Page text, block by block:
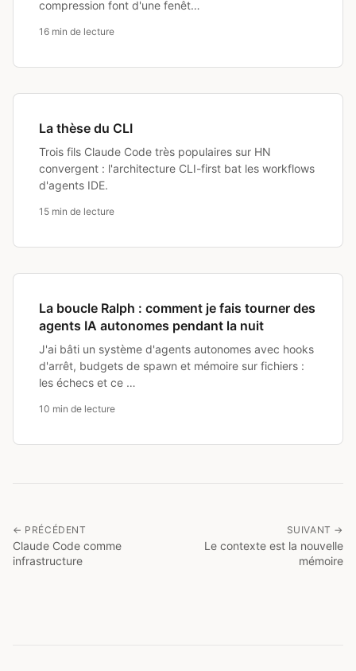
compression font d'une fenêt…
16 min de lecture
La thèse du CLI
Trois fils Claude Code très populaires sur HN
convergent : l'architecture CLI-first bat les workflows
d'agents IDE.
15 min de lecture
La boucle Ralph : comment je fais tourner des
agents IA autonomes pendant la nuit
J'ai bâti un système d'agents autonomes avec hooks
d'arrêt, budgets de spawn et mémoire sur fichiers :
les échecs et ce …
10 min de lecture
← PRÉCÉDENT
Claude Code comme
infrastructure
SUIVANT →
Le contexte est la nouvelle
mémoire